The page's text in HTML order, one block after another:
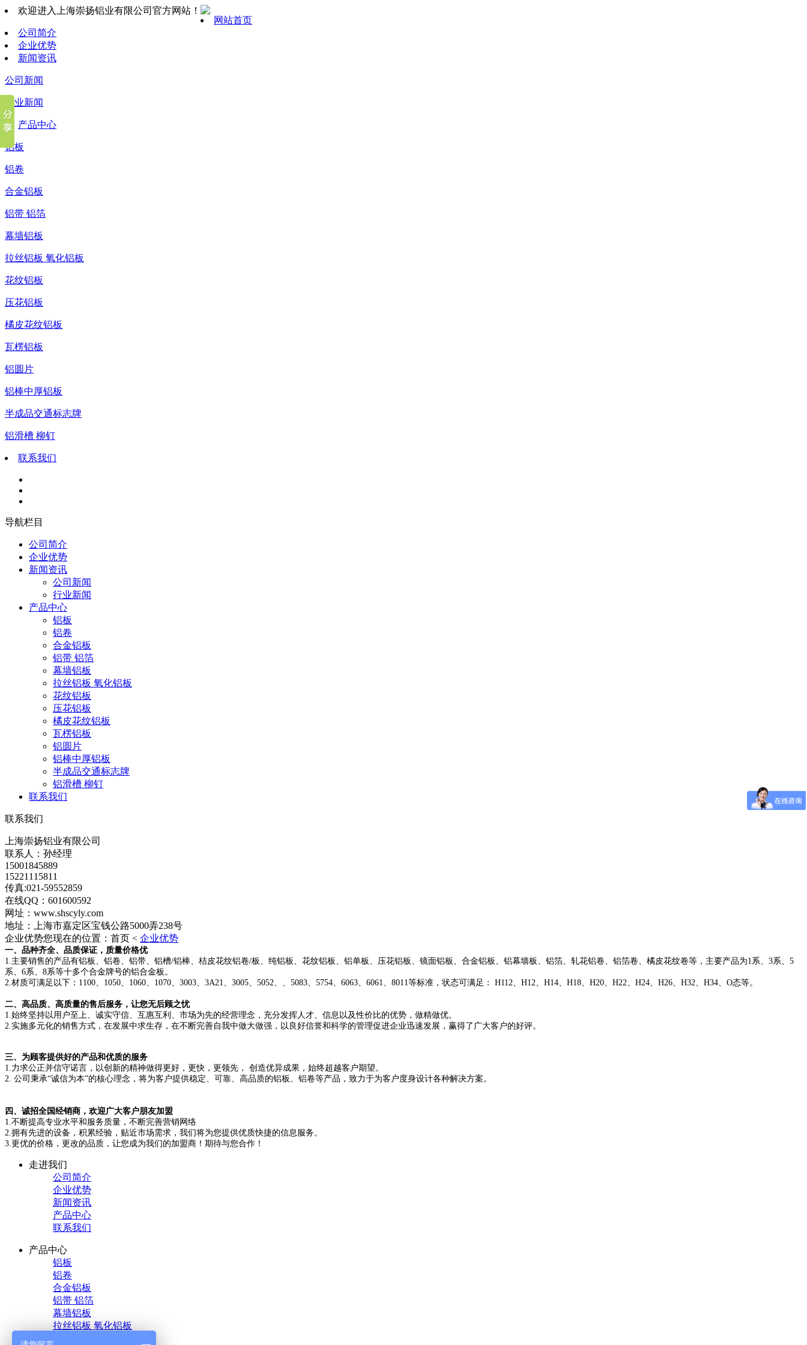
欢迎进入上海崇扬铝业有限公司官方网站！
网站首页
公司简介
企业优势
新闻资讯
公司新闻
行业新闻
产品中心
铝板
铝卷
合金铝板
铝带 铝箔
幕墙铝板
拉丝铝板 氧化铝板
花纹铝板
压花铝板
橘皮花纹铝板
瓦楞铝板
铝圆片
铝棒中厚铝板
半成品交通标志牌
铝滑槽 柳钉
联系我们
导航栏目
公司简介
企业优势
新闻资讯
公司新闻
行业新闻
产品中心
铝板
铝卷
合金铝板
铝带 铝箔
幕墙铝板
拉丝铝板 氧化铝板
花纹铝板
压花铝板
橘皮花纹铝板
瓦楞铝板
铝圆片
铝棒中厚铝板
半成品交通标志牌
铝滑槽 柳钉
联系我们
联系我们
上海崇扬铝业有限公司
联系人：孙经理
15001845889
15221115811
传真:021-59552859
在线QQ：601600592
网址：www.shscyly.com
地址：上海市嘉定区宝钱公路5000弄238号
企业优势您现在的位置：首页 < 企业优势
一、品种齐全、品质保证，质量价格优
1.主要销售的产品有铝板、铝卷、铝带、铝槽/铝棒、桔皮花纹铝卷/板、纯铝板、花纹铝板、铝单板、压花铝板、镜面铝板、合金铝板、铝幕墙板、铝箔、轧花铝卷、铝箔卷、橘皮花纹卷等，主要产品为1系、3系、5
系、6系、8系等十多个合金牌号的铝合金板。
2.材质可满足以下：1100、1050、1060、1070、3003、3A21、3005、5052、、5083、5754、6063、6061、8011等标准，状态可满足： H112、H12、H14、H18、H20、H22、H24、H26、H32、H34、O态等。
二、高品质、高质量的售后服务，让您无后顾之忧
1.始终坚持以用户至上、诚实守信、互惠互利、市场为先的经营理念，充分发挥人才、信息以及性价比的优势，做精做优。
2.实施多元化的销售方式，在发展中求生存，在不断完善自我中做大做强，以良好信誉和科学的管理促进企业迅速发展，赢得了广大客户的好评。
三、为顾客提供好的产品和优质的服务
1.力求公正并信守诺言，以创新的精神做得更好，更快，更领先， 创造优异成果，始终超越客户期望。
2. 公司秉承“诚信为本”的核心理念，将为客户提供稳定、可靠、高品质的铝板、铝卷等产品，致力于为客户度身设计各种解决方案。
四、诚招全国经销商，欢迎广大客户朋友加盟
1.不断提高专业水平和服务质量，不断完善营销网络
2.拥有先进的设备，积累经验，贴近市场需求，我们将为您提供优质快捷的信息服务。
3.更优的价格，更改的品质，让您成为我们的加盟商！期待与您合作！
走进我们
公司简介
企业优势
新闻资讯
产品中心
联系我们
产品中心
铝板
铝卷
合金铝板
铝带 铝箔
幕墙铝板
拉丝铝板 氧化铝板